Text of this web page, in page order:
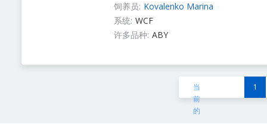
饲养员: Kovalenko Marina
系统: WCF
许多品种: ABY
当
前
的
1